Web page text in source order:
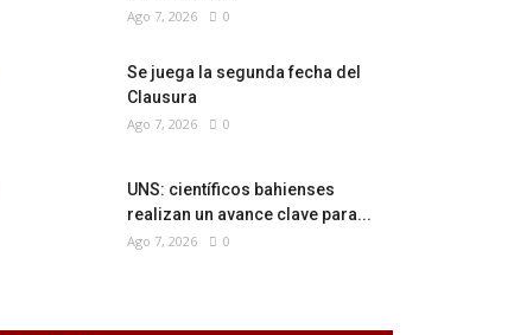
Ago 7, 2026 0
Se juega la segunda fecha del
Clausura
Ago 7, 2026 0
UNS: científicos bahienses
realizan un avance clave para...
Ago 7, 2026 0